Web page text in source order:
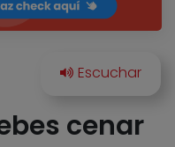
cenar